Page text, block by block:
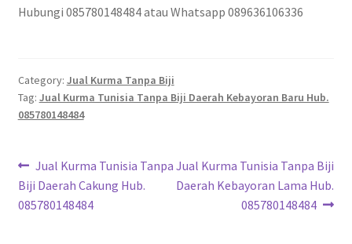
Hubungi 085780148484 atau Whatsapp 089636106336
Category: Jual Kurma Tanpa Biji
Tag: Jual Kurma Tunisia Tanpa Biji Daerah Kebayoran Baru Hub.
085780148484
Jual Kurma Tunisia Tanpa
Biji Daerah Cakung Hub.
085780148484
Jual Kurma Tunisia Tanpa Biji
Daerah Kebayoran Lama Hub.
085780148484